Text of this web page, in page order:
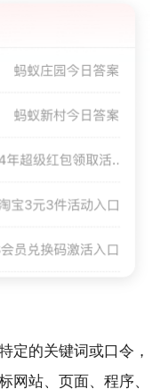
定的关键词或口令，
网站、页面、程序、